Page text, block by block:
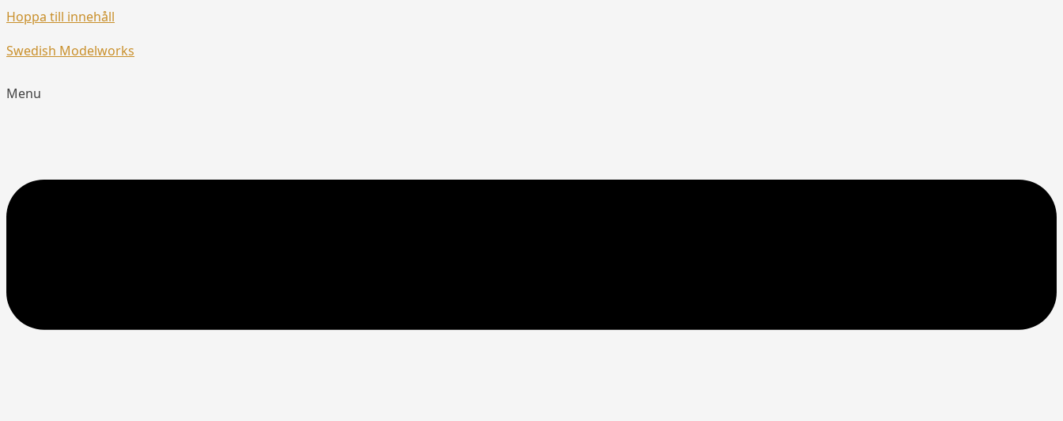
Hoppa till innehåll
Swedish Modelworks
Menu